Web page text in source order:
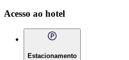
Acesso ao hotel
Estacionamento